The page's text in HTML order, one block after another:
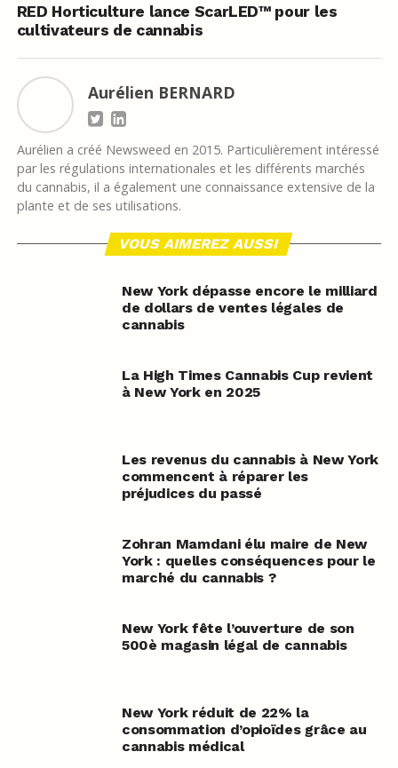
RED Horticulture lance ScarLED™ pour les
cultivateurs de cannabis
Aurélien BERNARD
Aurélien a créé Newsweed en 2015. Particulièrement intéressé
par les régulations internationales et les différents marchés
du cannabis, il a également une connaissance extensive de la
plante et de ses utilisations.
VOUS AIMEREZ AUSSI
New York dépasse encore le milliard
de dollars de ventes légales de
cannabis
La High Times Cannabis Cup revient
à New York en 2025
Les revenus du cannabis à New York
commencent à réparer les
préjudices du passé
Zohran Mamdani élu maire de New
York : quelles conséquences pour le
marché du cannabis ?
New York fête l’ouverture de son
500è magasin légal de cannabis
New York réduit de 22% la
consommation d’opioïdes grâce au
cannabis médical